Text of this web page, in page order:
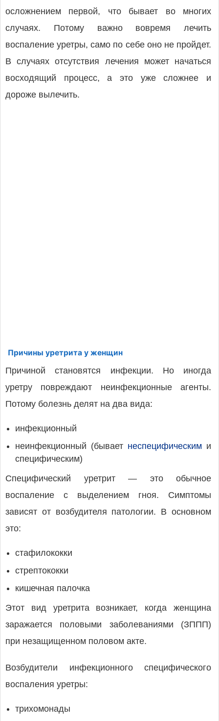
осложнением первой, что бывает во многих
случаях. Потому важно вовремя лечить
воспаление уретры, само по себе оно не пройдет.
В случаях отсутствия лечения может начаться
восходящий процесс, а это уже сложнее и
дороже вылечить.
Причины уретрита у женщин
Причиной становятся инфекции. Но иногда
уретру повреждают неинфекционные агенты.
Потому болезнь делят на два вида:
инфекционный
неинфекционный (бывает неспецифическим и
специфическим)
Специфический уретрит — это обычное
воспаление с выделением гноя. Симптомы
зависят от возбудителя патологии. В основном
это:
стафилококки
стрептококки
кишечная палочка
Этот вид уретрита возникает, когда женщина
заражается половыми заболеваниями (ЗППП)
при незащищенном половом акте.
Возбудители инфекционного специфического
воспаления уретры:
трихомонады